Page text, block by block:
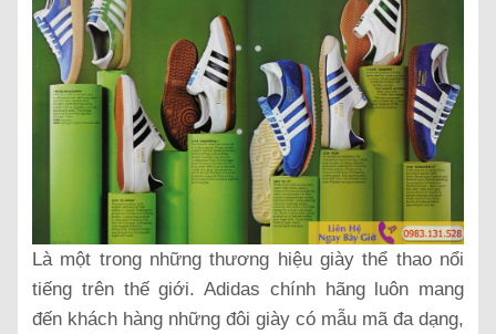
Là một trong những thương hiệu giày thể thao nổi
tiếng trên thế giới. Adidas chính hãng luôn mang
đến khách hàng những đôi giày có mẫu mã đa dạng,